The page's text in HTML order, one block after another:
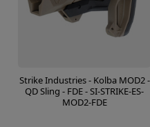
Strike Industries - Kolba MOD2 -
QD Sling - FDE - SI-STRIKE-ES-
MOD2-FDE